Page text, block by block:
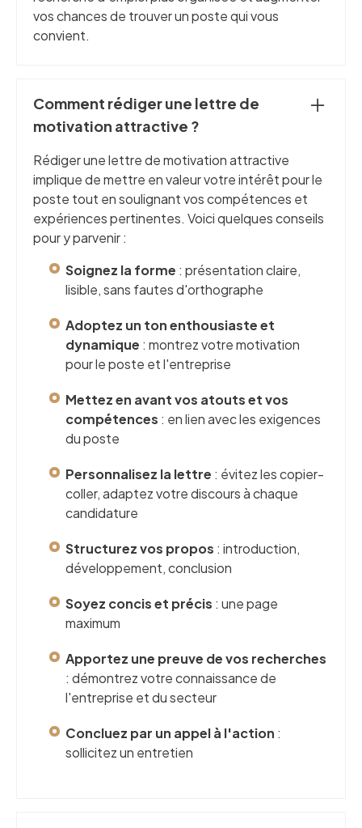
vos chances de trouver un poste qui vous
convient.
Comment rédiger une lettre de
motivation attractive ?
Rédiger une lettre de motivation attractive
implique de mettre en valeur votre intérêt pour le
poste tout en soulignant vos compétences et
expériences pertinentes. Voici quelques conseils
pour y parvenir :
Soignez la forme : présentation claire,
lisible, sans fautes d'orthographe
Adoptez un ton enthousiaste et
dynamique : montrez votre motivation
pour le poste et l'entreprise
Mettez en avant vos atouts et vos
compétences : en lien avec les exigences
du poste
Personnalisez la lettre : évitez les copier-
coller, adaptez votre discours à chaque
candidature
Structurez vos propos : introduction,
développement, conclusion
Soyez concis et précis : une page
maximum
Apportez une preuve de vos recherches
: démontrez votre connaissance de
l'entreprise et du secteur
Concluez par un appel à l'action :
sollicitez un entretien